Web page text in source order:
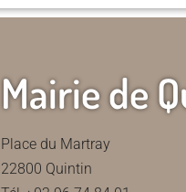
Mairie de
Place du Martray
22800 Quintin